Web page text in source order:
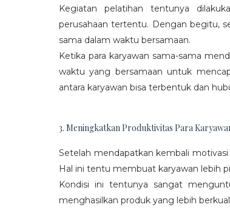
Kegiatan pelatihan tentunya
perusahaan tertentu. Dengan begitu,
sama dalam waktu bersamaan.
Ketika para karyawan sama-sama
waktu yang bersamaan untuk
antara karyawan bisa terbentuk dan
3. Meningkatkan Produktivitas Para
Setelah mendapatkan kembali
Hal ini tentu membuat karyawan lebih
Kondisi ini tentunya sangat
menghasilkan produk yang lebih